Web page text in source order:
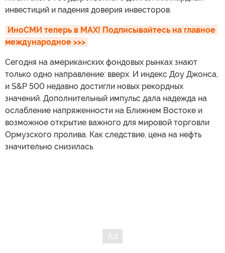
инвестиций и падения доверия инвесторов.
ИноСМИ теперь в MAX! Подписывайтесь на главное
международное >>>
Сегодня на американских фондовых рынках знают
только одно направление: вверх. И индекс Доу Джонса,
и S&P 500 недавно достигли новых рекордных
значений. Дополнительный импульс дала надежда на
ослабление напряженности на Ближнем Востоке и
возможное открытие важного для мировой торговли
Ормузского пролива. Как следствие, цена на нефть
значительно снизилась.